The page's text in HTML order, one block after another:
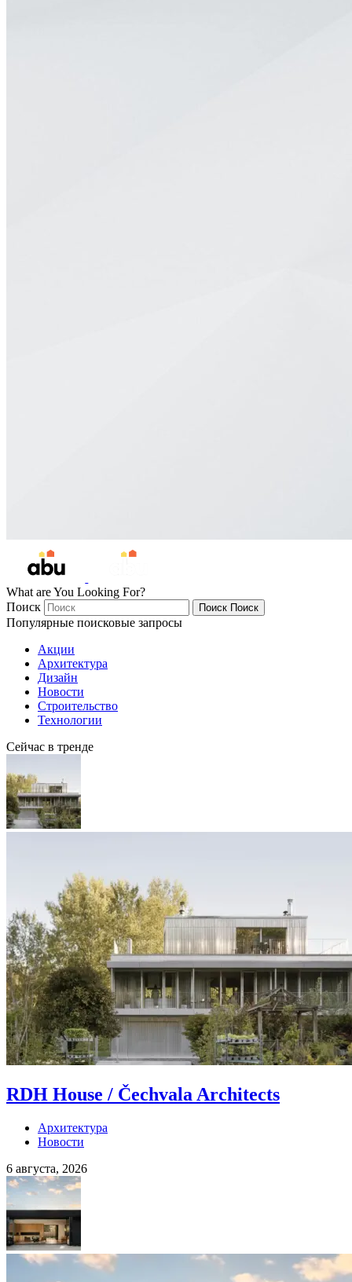
What are You Looking For?
Поиск
Поиск Поиск
Популярные поисковые запросы
Акции
Архитектура
Дизайн
Новости
Строительство
Технологии
Сейчас в тренде
RDH House / Čechvala Architects
Архитектура
Новости
6 августа, 2026